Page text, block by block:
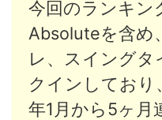
今回のランキン
Absoluteを含め
レ、スイングタ
クインしており
年1月から5ヶ月